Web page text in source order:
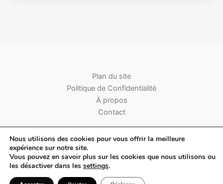
Plan du site
Politique de Confidentialité
À propos
Contact
Nous utilisons des cookies pour vous offrir la meilleure
expérience sur notre site.
Vous pouvez en savoir plus sur les cookies que nous utilisons ou
les désactiver dans les settings.